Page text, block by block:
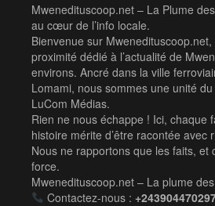
Mwenedituscoop.net – La Plume
au cœur de l’info locale.
Bienvenue sur
proximité dédié à l’actualité de
environs. Ancré dans la ville
Lomami, nous sommes une unité
LuCom Médias.
Rien ne nous échappe ! Ici, chaque
histoire mérite d’être racontée avec
Nous ne rapportons que les faits, et
force.
Mwenedituscoop.net – La plume
Contactez-nous :